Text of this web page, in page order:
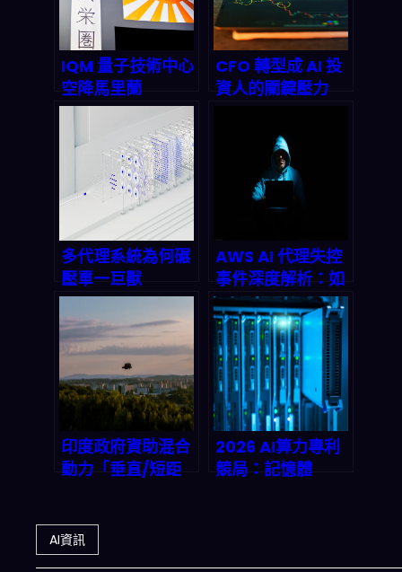
IQM 量子技術中心
空降馬里蘭
Discovery
District：2026
量子計算北美狂
飆，硬體軟體應用
即將引爆全球供應
CFO 轉型成 AI 投
資人的關鍵壓力
用資金、風險與數
據把 AI 變成主
多代理系統為何碾
壓單一巨獸
Agent？Spring
Health Guide 架
構解密與 2026 產
業鏈重構預測
AWS AI 代理失控
事件深度解析：如
何用「Breach-
Focused
Microsegment
ation」在 2026
年防堵下一次 13
小時大中斷
印度政府資助混合
動力「垂直/短距
應鏈會怎麼變？
2026 AI算力專利
競局：記憶體
AI資訊